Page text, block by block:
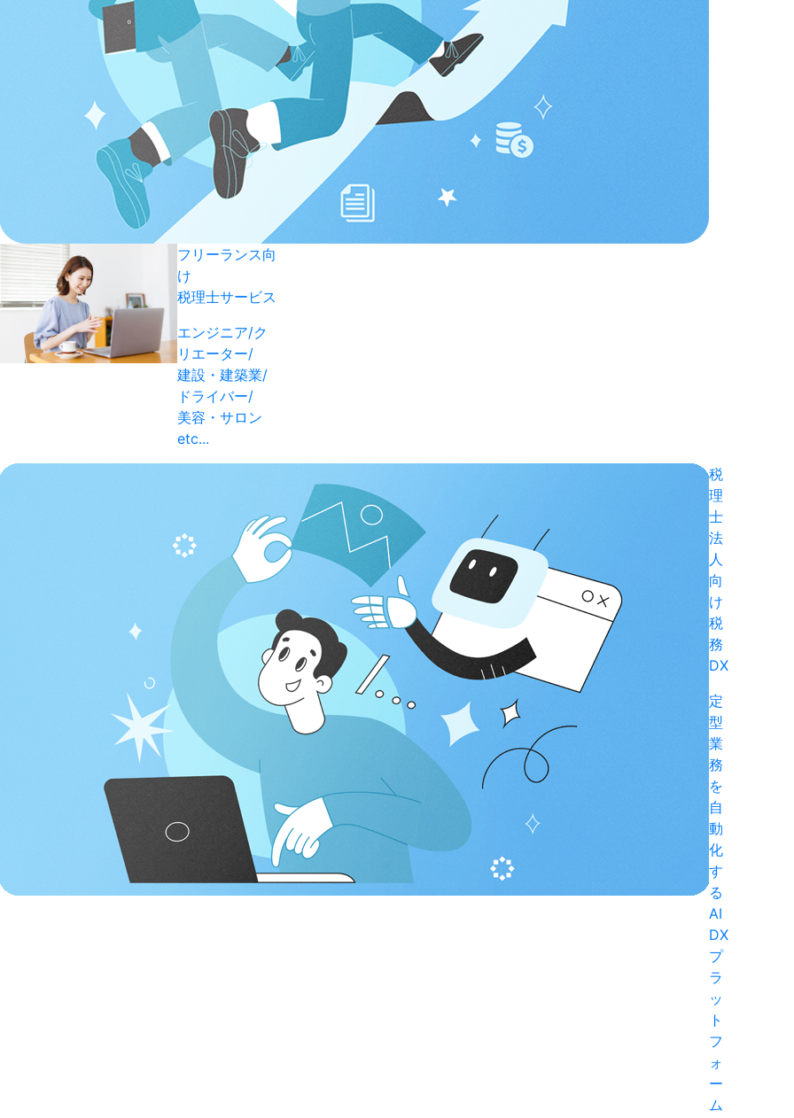
フリーランス向
け
税理士サービス
エンジニア/ク
リエーター/
建設・建築業/
ドライバー/
美容・サロン
etc...
税
理
士
法
人
向
け
税
務
DX
定
型
業
務
を
自
動
化
す
る
AI
DX
プ
ラ
ッ
ト
フ
ォ
ー
ム